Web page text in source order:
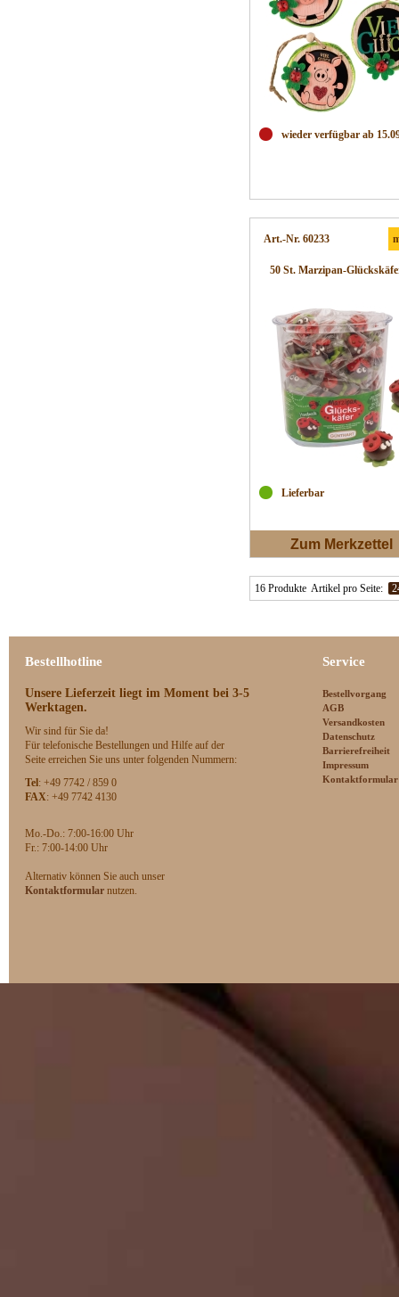
wieder verfügbar ab
Art.-Nr. 60233
50 St. Marzipan-
Lieferbar
Zum Merkzettel
16 Produkte Artikel pro Seite:
Bestellhotline
Unsere Lieferzeit liegt im Moment bei 3-5
Werktagen.
Wir sind für Sie da!
Für telefonische Bestellungen und Hilfe auf der
Seite erreichen Sie uns unter folgenden Nummern:
Tel: +49 7742 / 859 0
FAX: +49 7742 4130
Mo.-Do.: 7:00-16:00 Uhr
Fr.: 7:00-14:00 Uhr
Alternativ können Sie auch unser
Kontaktformular nutzen.
Service
Bestellvorgang
AGB
Versandkosten
Datenschutz
Barrierefreiheit
Impressum
Kontaktformular